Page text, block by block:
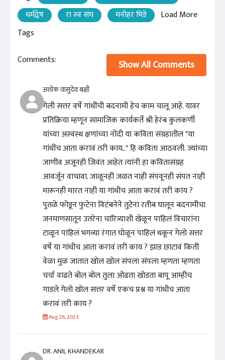
धर्मद्वेष
रा स्व संघ मनोहर भिडे
Load More
Tags
Comments:
Show All Comments
अशोक वासुदेव बक्षी
गेली सत्तर वर्षे गांधींची बदनामी हेच काम चालू आहे. यावर
प्रतिक्रिया म्हणून सामाजिक कार्यकर्ते श्री हेरंब कुलकर्णी
यांच्या अस्वस्थ क्षणांच्या नोंदी या कविता संग्रहातील "या
गांधींच आता करावं तरी काय.." हि कविता आठवली. ज्यांच्या
जाणीव अजूनही जिवंत आहेत त्यांनी हा कवितासंग्रह
आवर्जून वाचावा. जाळूनही जळत नाही संपवूनही संपत नाही
मारूनही मारत नाही या गांधीच आता करावं तरी काय ?
पुतळे फोडून फुटेना विटंबनेने तुटेना रतीब घालून बदनामीचा
जनमाणसातून उतरेना चारित्र्याशी खेळून पाहिलं विचारांना
टाळून पाहिलं भगव्या रंगात घोळून पाहिलं थकून गेलो सत्तर
वर्षे या गांधीच आता करावं तरी काय ? झाड छाटावं किती
वेळा मुळ जातात खोल खोल संपला संपला म्हणता म्हणता
चर्चा वाढते बोल बोल तुला ओढता खोडता बापू आम्हीच
गाडले गेलो खोल सत्तर वर्षे एकच प्रश्न या गांधीच आता
करावं तरी काय ?
Aug 26, 2023
DR. ANIL KHANDEKAR